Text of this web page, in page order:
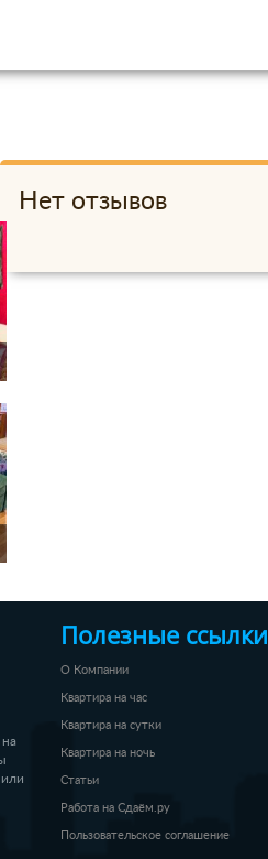
Нет отзывов
на
Полезные ссылки
О Компании
Квартира на час
Квартира на сутки
Квартира на ночь
Статьи
Работа на Сдаём.ру
Пользовательское соглашение